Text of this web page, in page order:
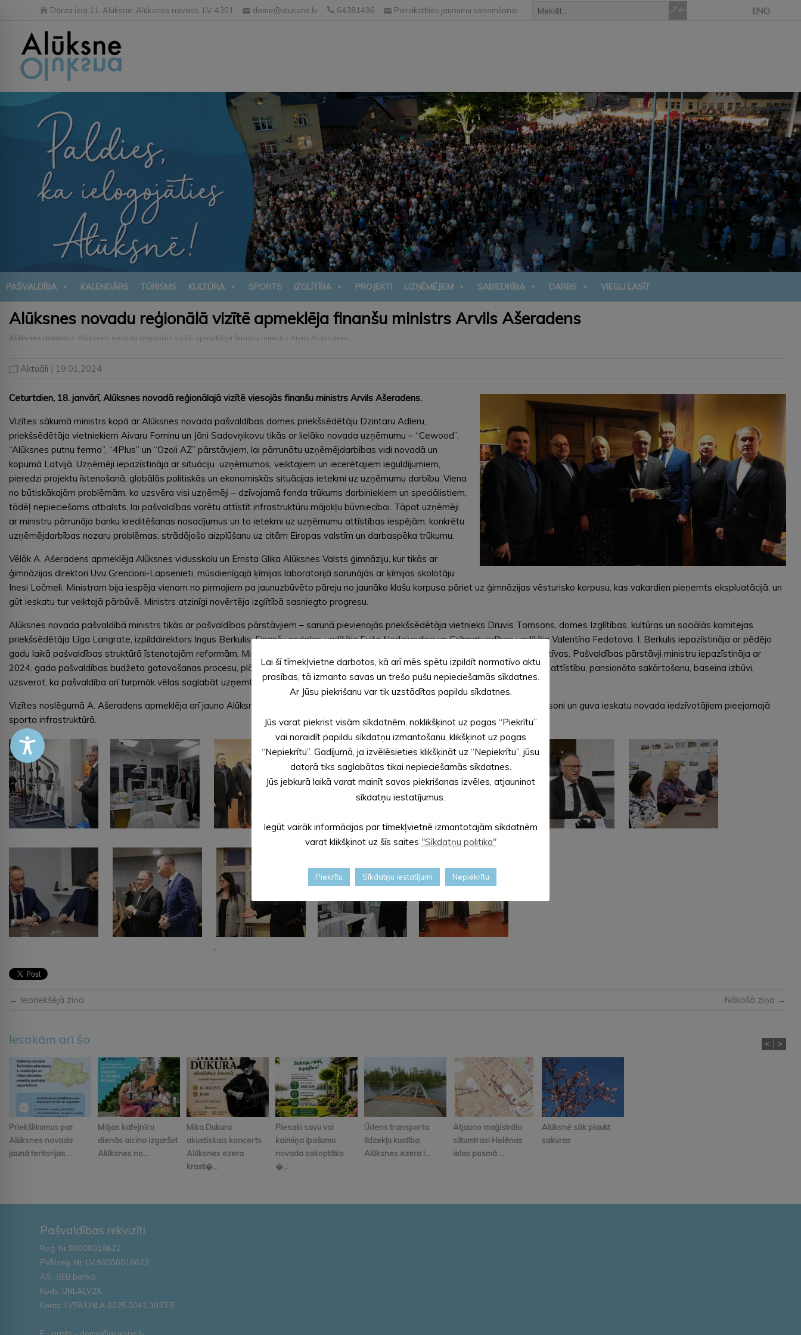
Dārza iela 11, Alūksne, Alūksnes novads, LV-4301 dome@aluksne.lv 64381496 Pierakstīties jaunumu saņemšanai
PAŠVALDĪBA KALENDĀRS TŪRISMS KULTŪRA SPORTS IZGLĪTĪBA PROJEKTI UZŅĒMĒJIEM SABIEDRĪBA DARBS VIEGLI LASĪT
Alūksnes novadu reģionālā vizītē apmeklēja finanšu ministrs Arvils Ašeradens
Alūksnes novads > Alūksnes novadu reģionālā vizītē apmeklēja finanšu ministrs Arvils Ašeradens
Aktuāli | 19.01.2024
Ceturtdien, 18. janvārī, Alūksnes novadā reģionālajā vizītē viesojās finanšu ministrs Arvils Ašeradens.
Vizītes sākumā ministrs kopā ar Alūksnes novada pašvaldības domes priekšsēdētāju Dzintaru Adleru,
priekšsēdētāja vietniekiem Aivaru Fominu un Jāni Sadovņikovu tikās ar lielāko novada uzņēmumu – “Cewood”,
“Alūksnes putnu ferma”, “4Plus” un “Ozoli AZ” pārstāvjiem, lai pārrunātu uzņēmējdarbības vidi novadā un
kopumā Latvijā. Uzņēmēji iepazīstināja ar situāciju uzņēmumos, veiktajiem un iecerētajiem ieguldījumiem,
pieredzi projektu īstenošanā, globālās politiskās un ekonomiskās situācijas ietekmi uz uzņēmumu darbību. Viena
no būtiskākajām problēmām, ko uzsvēra visi uzņēmēji – dzīvojamā fonda trūkums darbiniekiem un speciālistiem,
tādēļ nepieciešams atbalsts, lai pašvaldības varētu attīstīt infrastruktūru mājokļu būvniecībai. Tāpat uzņēmēji
ar ministru pārrunāja banku kreditēšanas nosacījumus un to ietekmi uz uzņēmumu attīstības iespējām, konkrētu
uzņēmējdarbības nozaru problēmas, strādājošo aizplūšanu uz citām Eiropas valstīm un darbaspēka trūkumu.
Vēlāk A. Ašeradens apmeklēja Alūksnes vidusskolu un Ernsta Glika Alūksnes Valsts ģimnāziju, kur tikās ar
ģimnāzijas direktori Uvu Grencioni-Lapsenieti, mūsdienīgajā ķīmijas laboratorijā sarunājās ar ķīmijas skolotāju
Inesi Ločmeli. Ministram bija iespēja vienam no pirmajiem pa jaunuzbūvēto pāreju no jaunāko klašu korpusa pāriet uz ģimnāzijas vēsturisko korpusu, kas vakardien pieņemts ekspluatācijā, un
gūt ieskatu tur veiktajā pārbūvē. Ministrs atzinīgi novērtēja izglītībā sasniegto progresu.
Alūksnes novada pašvaldībā ministrs tikās ar pašvaldības pārstāvjiem – sarunā pievienojās priekšsēdētāja vietnieks Druvis Tomsons, domes Izglītības, kultūras un sociālās komitejas
priekšsēdētāja Līga Langrate, izpilddirektors Ingus Berkulis, Finanšu nodaļas vadītāja Evita Ņedaivodina un Grāmatvedības vadītāja Valentīna Fedotova. I. Berkulis iepazīstināja ar pēdējo
gadu laikā pašvaldības struktūrā īstenotajām reformām. Ministrs novērtēja, ka veiktās pašvaldības pārvaldības reformas ir ļoti efektīvas. Pašvaldības pārstāvji ministru iepazīstināja ar
2024. gada pašvaldības budžeta gatavošanas procesu, plānotajiem lielākajiem investīciju projektiem – daudzdzīvokļu māju kvartāla attīstību, pansionāta sakārtošanu, baseina izbūvi,
uzsverot, ka pašvaldība arī turpmāk vēlas saglabāt uzņemto attīstības tempu.
Vizītes noslēgumā A. Ašeradens apmeklēja arī jauno Alūksnes Sporta centru, kur tikās ar Alūksnes Sporta skolas direktori Līgu Tomsoni un guva ieskatu novada iedzīvotājiem pieejamajā
sporta infrastruktūrā.
← Iepriekšējā ziņa Nākošā ziņa →
Iesakām arī šo
Priekšlikumus par
Alūksnes novada
jaunā teritorijas ...
Mājas kafejnīcu
dienās aicina izgaršot
Alūksnes no...
Mika Dukura
akustiskais koncerts
Alūksnes ezera
krast�...
Piesaki savu vai
kaimiņa īpašumu
novada sakoptāko
�...
Ūdens transporta
līdzekļu kustība
Alūksnes ezera i...
Atjauno maģistrālo
siltumtrasi Helēnas
ielas posmā ...
Alūksnē sāk plaukt
sakuras
< >
Pašvaldības rekvizīti
Reģ. Nr.90000018622
PVN reģ. Nr. LV 90000018622
AS „SEB banka”
Kods: UNLALV2X
Konts: LV58 UNLA 0025 0041 3033 5
Lai šī tīmekļvietne darbotos, kā arī mēs spētu izpildīt normatīvo aktu
prasības, tā izmanto savas un trešo pušu nepieciešamās sīkdatnes.
Ar Jūsu piekrišanu var tik uzstādītas papildu sīkdatnes.
Jūs varat piekrist visām sīkdatnēm, noklikšķinot uz pogas “Piekrītu”
vai noraidīt papildu sīkdatņu izmantošanu, klikšķinot uz pogas
“Nepiekrītu”. Gadījumā, ja izvēlēsieties klikšķināt uz “Nepiekrītu”, jūsu
datorā tiks saglabātas tikai nepieciešamās sīkdatnes.
Jūs jebkurā laikā varat mainīt savas piekrišanas izvēles, atjauninot
sīkdatņu iestatījumus.
Iegūt vairāk informācijas par tīmekļvietnē izmantotajām sīkdatnēm
varat klikšķinot uz šīs saites "Sīkdatņu politika"
Piekrītu Sīkdatņu iestatījumi Nepiekrītu